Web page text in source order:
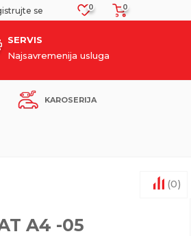
KARTICAMA! 0
0
se
SERVIS
Najsavremenija usluga
KAROSERIJA
A4 -05
(0)